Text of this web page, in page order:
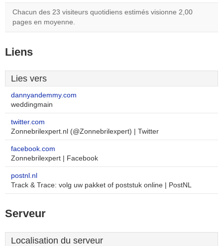
Chacun des 23 visiteurs quotidiens estimés visionne 2,00
pages en moyenne.
Liens
Lies vers
dannyandemmy.com
weddingmain
twitter.com
Zonnebrilexpert.nl (@Zonnebrilexpert) | Twitter
facebook.com
Zonnebrilexpert | Facebook
postnl.nl
Track & Trace: volg uw pakket of poststuk online | PostNL
Serveur
Localisation du serveur